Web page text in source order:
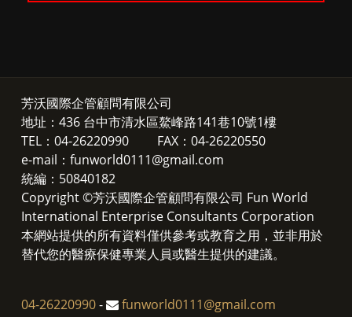
芳沃國際企管顧問有限公司
地址：436 台中市清水區鰲峰路141巷10號1樓
TEL：04-26220990 FAX：04-26220550
e-mail：funworld0111@gmail.com
統編：50840182
Copyright ©芳沃國際企管顧問有限公司 Fun World
International Enterprise Consultants Corporation
本網站提供的所有資料僅供參考或教育之用，並非用於
替代您的醫療保健專業人員或醫生提供的建議。
04-26220990- funworld0111@gmail.com